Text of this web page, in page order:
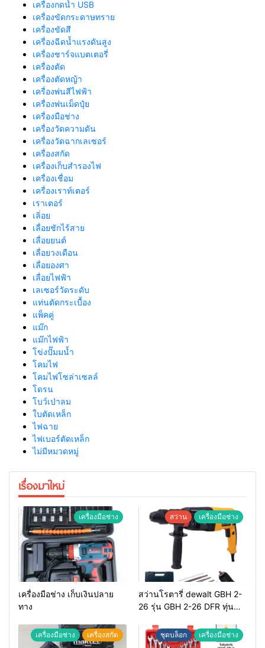
เครื่องกดน้ำ USB
เครื่องขัดกระดาษทราย
เครื่องขัดสี
เครื่องฉีดน้ำแรงดันสูง
เครื่องชาร์จแบตเตอรี่
เครื่องตัด
เครื่องตัดหญ้า
เครื่องพ่นสีไฟฟ้า
เครื่องพ่นเม็ดปุ๋ย
เครื่องมือช่าง
เครื่องวัดความดัน
เครื่องวัดฉากเลเซอร์
เครื่องสกัด
เครื่องเก็บสํารองไฟ
เครื่องเชื่อม
เครื่องเราท์เตอร์
เราเตอร์
เลิ่อย
เลื่อยชักไร้สาย
เลื่อยยนต์
เลื่อยวงเดือน
เลื่อยองศา
เลื่อยไฟฟ้า
เลเซอร์วัดระดับ
แท่นตัดกระเบื้อง
แพ็คคู่
แม๊ก
แม๊กไฟฟ้า
โข่งปั๊มมน้ำ
โคมไฟ
โคมไฟโซล่าเซลล์
โดรน
โบว์เป่าลม
ใบตัดเหล็ก
ไฟฉาย
ไฟเบอร์ตัดเหล็ก
ไม่มีหมวดหมู่
เรื่องมาใหม่
เครื่องมือช่าง
เครื่องมือช่าง เก็บเงินปลาย
ทาง
สว่าน เครื่องมือช่าง
สว่านโรตารี่ dewalt GBH 2-
26 รุ่น GBH 2-26 DFR ทุ่น
เครื่องมือช่าง เครื่องสกัด ชุดบล็อก เครื่องมือช่าง